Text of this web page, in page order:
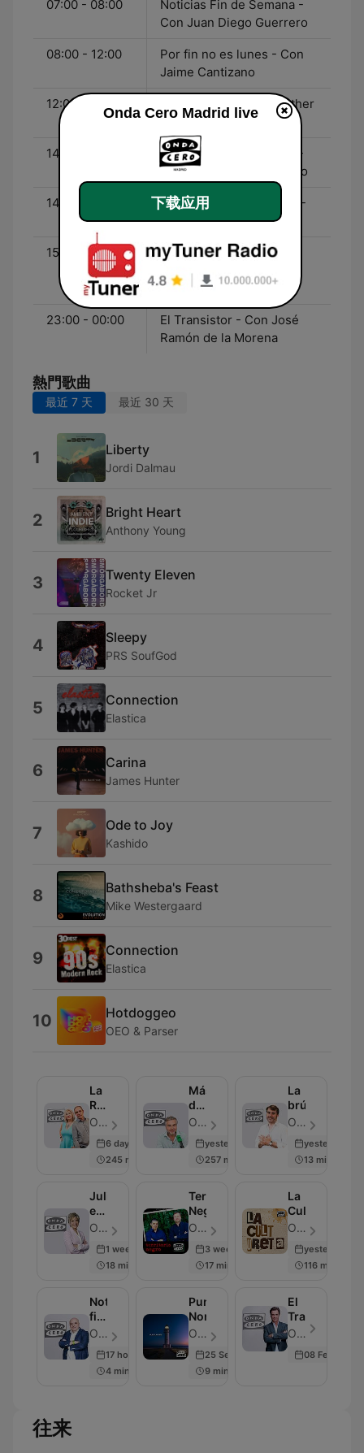
07:00 - 08:00
Noticias Fin de Semana -
Con Juan Diego Guerrero
08:00 - 12:00
Por fin no es lunes - Con
Jaime Cantizano
12:00 - 14:00
Gente Viajera - Con Esther
Eiros
14:00 - 14:30
Noticias Fin de Semana -
Con Juan Diego Guerrero
14:30 - 15:00
Como el Perro y el Gato -
Con Carlos Rodríguez
15:00 - 23:00
Radioestadio - Con
Antonio Esteva y Javier
Ruiz Taboada
23:00 - 00:00
El Transistor - Con José
Ramón de la Morena
熱門歌曲
最近 7 天 最近 30 天
1 Liberty
Jordi Dalmau
2 Bright Heart
Anthony Young
3 Twenty Eleven
Rocket Jr
4 Sleepy
PRS SoufGod
5 Connection
Elastica
6 Carina
James Hunter
7 Ode to Joy
Kashido
8 Bathsheba's Feast
Mike Westergaard
9 Connection
Elastica
10 Hotdoggeo
OEO & Parser
La
Rosa
de
Vientos
OndaCero - 單集 1133
6 days ago
245 min
Más
de
unoOndaCero - 單集 333
yesterday
257 min
La
brújula
OndaCero - 單集 307
yesterday
13 min
Julia
en
la
onda
OndaCero - 單集 300
1 week ago
18 min
Territorio
Negro
OndaCero - 單集 637
3 weeks ago
17 min
La
Cultureta
OndaCero - 單集 300
yesterday
116 min
Noticias
fin
de
semana
OndaCero - 單集 299
17 hours ago
4 min
Punta
Norte
OndaCero - 單集 300
25 Sep 2025
9 min
El
Transistor
OndaCero - 單集 300
08 Feb 2024
往来
Onda Cero Madrid live
下载应用